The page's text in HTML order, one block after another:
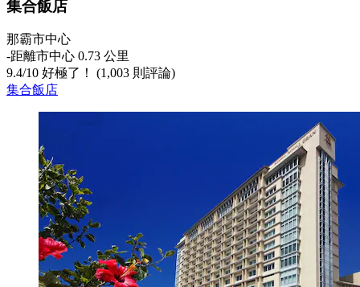
集合飯店
那霸市中心
‐距離市中心 0.73 公里
9.4/10 好極了！ (1,003 則評論)
集合飯店